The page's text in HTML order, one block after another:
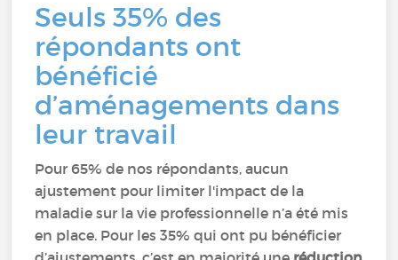
Seuls 35% des
répondants ont
bénéficié
d’aménagements dans
leur travail
Pour 65% de nos répondants, aucun
ajustement pour limiter l'impact de la
maladie sur la vie professionnelle n’a été mis
en place. Pour les 35% qui ont pu bénéficier